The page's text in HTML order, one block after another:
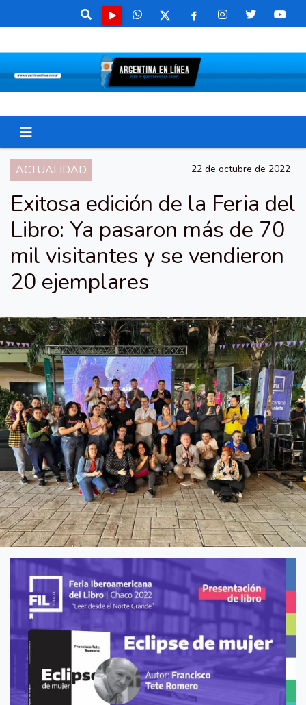
ACTUALIDAD 22 de octubre de 2022
Exitosa edición de la Feria del
Libro: Ya pasaron más de 70
mil visitantes y se vendieron
20 ejemplares